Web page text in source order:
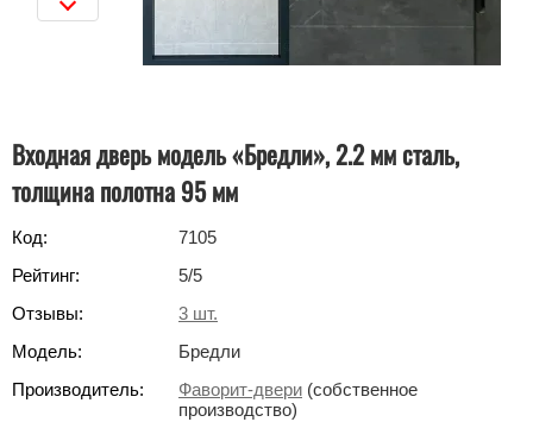
Входная дверь модель «Бредли», 2.2 мм сталь,
толщина полотна 95 мм
Код:
7105
Рейтинг:
5/5
Отзывы:
3 шт.
Модель:
Бредли
Производитель:
Фаворит-двери (собственное
производство)